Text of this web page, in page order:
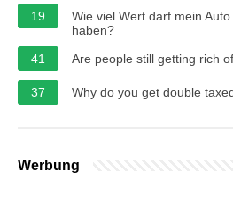
19
Wie viel Wert darf mein
haben?
41
Are people still getting rich
37 Why do you get double
Werbung